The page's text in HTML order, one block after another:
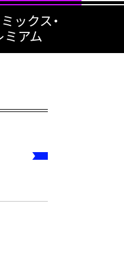
ックス・
ミアム